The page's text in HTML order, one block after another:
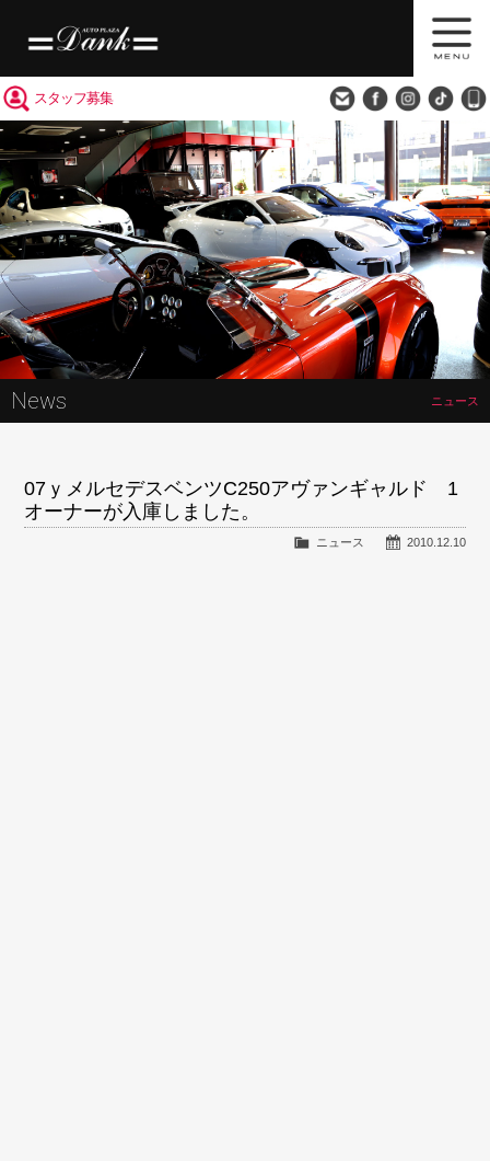
スタッフ募集
News ニュース
07ｙメルセデスベンツC250アヴァンギャルド 1
オーナーが入庫しました。
2010.12.10
ニュース